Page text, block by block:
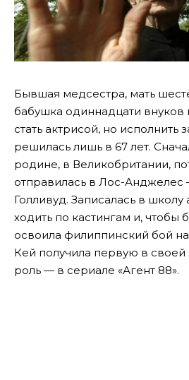
Бывшая медсестра, мать
бабушка одиннадцати внуков
стать актрисой, но исполнить
решилась лишь в 67 лет.
родине, в Великобритании,
отправилась в Лос-Анджелес
Голливуд. Записалась в школу
ходить по кастингам и,
освоила филиппинский бой на
Кей получила первую в
роль — в сериале «Агент 88».